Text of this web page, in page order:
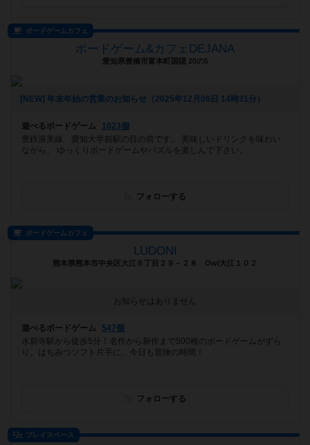
ボードゲームカフェ
ボードゲーム&カフェDEJANA
愛知県豊橋市富本町国隠 20の5
[NEW] 年末年始の営業のお知らせ（2025年12月06日 14時31分）
遊べるボードゲーム
1023個
豊鉄渥美線 愛知大学前駅の目の前です。 美味しいドリンクを味わい
ながら、 ゆっくりボードゲームやパズルを楽しんで下さい。
フォローする
ボードゲームカフェ
LUDONI
熊本県熊本市中央区大江６丁目２９－２８ Owl大江１０２
お知らせはありません
遊べるボードゲーム
547個
水前寺駅から徒歩5分！名作から新作まで500種のボードゲームがずら
り。はちみつソフト片手に、今日も冒険の時間！
フォローする
プレイスペース